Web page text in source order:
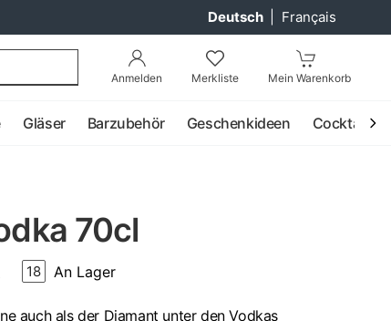
Deutsch Français
Anmelden Merkliste Mein Warenkorb
Gläser Barzubehör Geschenkideen Cocktail
70cl
18 An Lager
auch als der Diamant unter den Vodkas